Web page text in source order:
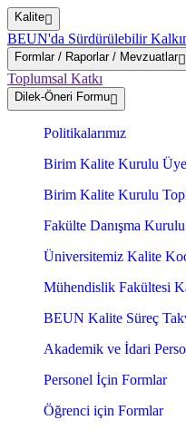
Kalite
BEUN'da Sürdürülebilir
Formlar / Raporlar / Mevzuatlar
Toplumsal Katkı
Dilek-Öneri Formu
Politikalarımız
Birim Kalite Kurulu
Birim Kalite Kurulu
Fakülte Danışma Kurulu
Üniversitemiz Kalite
Mühendislik Fakültesi
BEUN Kalite Süreç
Akademik ve İdari
Personel İçin Formlar
Öğrenci için Formlar